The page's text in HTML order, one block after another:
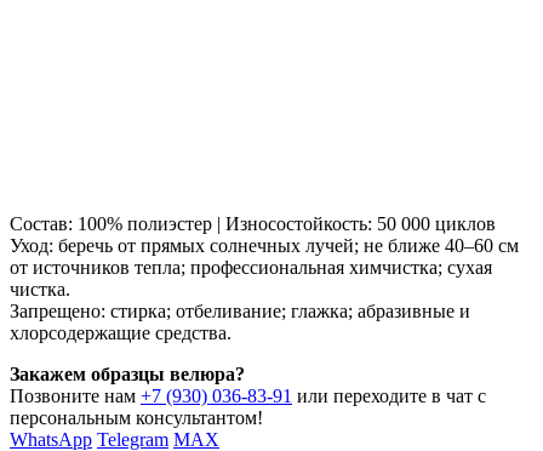
Состав: 100% полиэстер | Износостойкость: 50 000 циклов
Уход: беречь от прямых солнечных лучей; не ближе 40–60 см
от источников тепла; профессиональная химчистка; сухая
чистка.
Запрещено: стирка; отбеливание; глажка; абразивные и
хлорсодержащие средства.
Закажем образцы велюра?
Позвоните нам +7 (930) 036-83-91 или переходите в чат с
персональным консультантом!
WhatsApp Telegram MAX